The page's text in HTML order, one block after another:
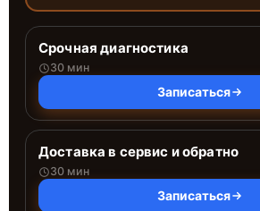
Срочная диагностика
30 мин
Записаться
Доставка в сервис и обратно
30 мин
Записаться